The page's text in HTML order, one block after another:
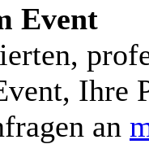
Event
Ihre
an